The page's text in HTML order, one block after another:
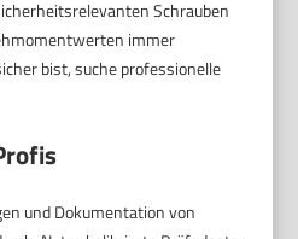
Schrauben
immer
bist, suche professionelle
und Dokumentation von